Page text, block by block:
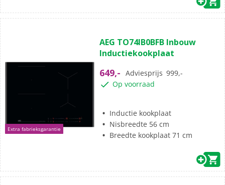
Extra fabrieksgarantie
van
de
sterren.
3
AEG TO74IB0BFB Inbouw
Inductiekookplaat
649,- Adviesprijs 999,-
Op voorraad
Inductie kookplaat
Nisbreedte 56 cm
Breedte kookplaat 71 cm